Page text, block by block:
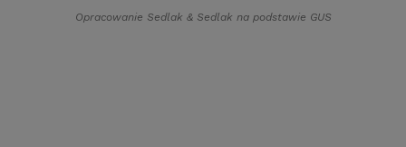
Opracowanie Sedlak &Sedlak na podstawie GUS